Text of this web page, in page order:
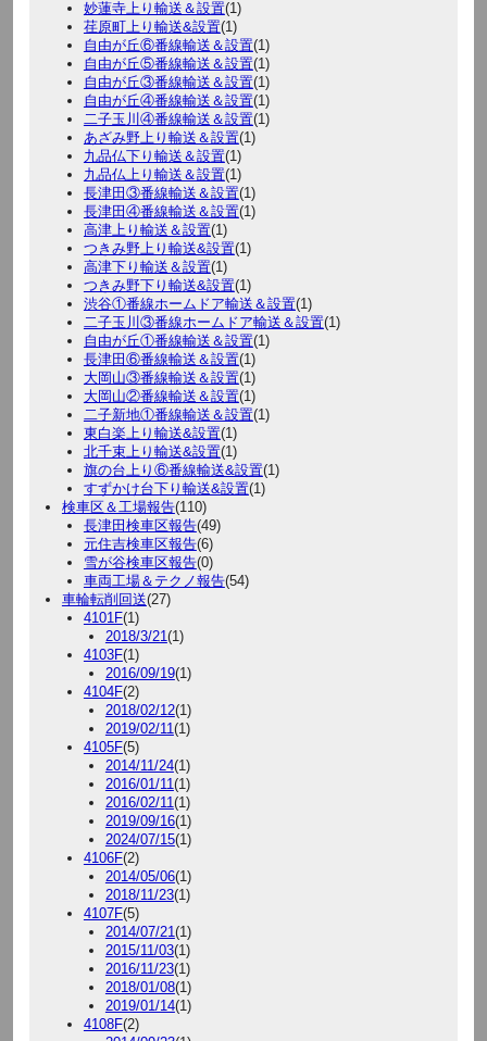
妙蓮寺上り輸送＆設置(1)
荏原町上り輸送&設置(1)
自由が丘⑥番線輸送＆設置(1)
自由が丘⑤番線輸送＆設置(1)
自由が丘③番線輸送＆設置(1)
自由が丘④番線輸送＆設置(1)
二子玉川④番線輸送＆設置(1)
あざみ野上り輸送＆設置(1)
九品仏下り輸送＆設置(1)
九品仏上り輸送＆設置(1)
長津田③番線輸送＆設置(1)
長津田④番線輸送＆設置(1)
高津上り輸送＆設置(1)
つきみ野上り輸送&設置(1)
高津下り輸送＆設置(1)
つきみ野下り輸送&設置(1)
渋谷①番線ホームドア輸送＆設置(1)
二子玉川③番線ホームドア輸送＆設置(1)
自由が丘①番線輸送＆設置(1)
長津田⑥番線輸送＆設置(1)
大岡山③番線輸送＆設置(1)
大岡山②番線輸送＆設置(1)
二子新地①番線輸送＆設置(1)
東白楽上り輸送&設置(1)
北千束上り輸送&設置(1)
旗の台上り⑥番線輸送&設置(1)
すずかけ台下り輸送&設置(1)
検車区＆工場報告(110)
長津田検車区報告(49)
元住吉検車区報告(6)
雪が谷検車区報告(0)
車両工場＆テクノ報告(54)
車輪転削回送(27)
4101F(1)
2018/3/21 (1)
4103F(1)
2016/09/19(1)
4104F(2)
2018/02/12(1)
2019/02/11 (1)
4105F(5)
2014/11/24(1)
2016/01/11 (1)
2016/02/11 (1)
2019/09/16(1)
2024/07/15(1)
4106F(2)
2014/05/06(1)
2018/11/23(1)
4107F(5)
2014/07/21 (1)
2015/11/03(1)
2016/11/23(1)
2018/01/08(1)
2019/01/14(1)
4108F(2)